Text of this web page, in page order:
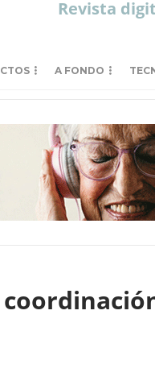
Revista
A FONDO